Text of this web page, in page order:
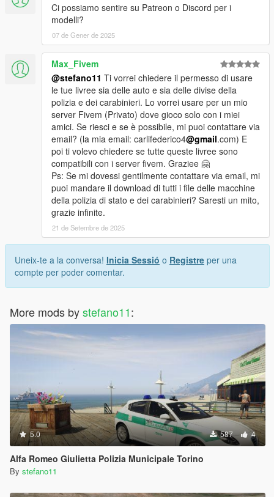
Ci possiamo sentire su Patreon o Discord per i
modelli?
07 de Gener de 2025
Max_Fivem
@stefano11 Ti vorrei chiedere il permesso di usare
le tue livree sia delle auto e sia delle divise della
polizia e dei carabinieri. Lo vorrei usare per un mio
server Fivem (Privato) dove gioco solo con i miei
amici. Se riesci e se è possibile, mi puoi contattare via
email? (la mia email: carlifederico4@gmail.com) E
poi ti volevo chiedere se tutte queste livree sono
compatibili con i server fivem. Graziee 🤗
Ps: Se mi dovessi gentilmente contattare via email, mi
puoi mandare il download di tutti i file delle macchine
della polizia di stato e dei carabinieri? Saresti un mito,
grazie infinite.
21 de Setembre de 2025
Uneix-te a la conversa! Inicia Sessió o Registre per una
compte per poder comentar.
More mods bystefano11:
5.0 587 4
Alfa Romeo Giulietta Polizia Municipale Torino
By stefano11